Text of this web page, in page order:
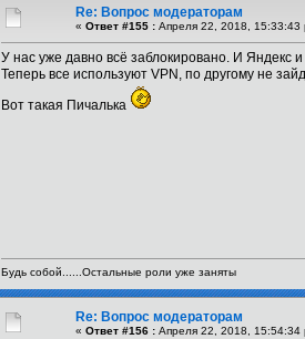
Re: Вопрос модераторам
« Ответ #155 : Апреля 22, 2018, 15:33:43
У нас уже давно всё заблокировано. И Яндекс
Теперь все используют VPN, по другому не
Вот такая Пичалька
Будь собой......Остальные роли уже заняты
Re: Вопрос модераторам
« Ответ #156 : Апреля 22, 2018, 15:54:34